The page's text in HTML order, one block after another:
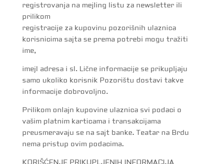
registrovanja na mejling listu za newsletter ili
prilikom
registracije za kupovinu pozorišnih ulaznica
korisnicima sajta se prema potrebi mogu tražiti
ime,
imejl adresa i sl. Lične informacije se prikupljaju
samo ukoliko korisnik Pozorištu dostavi takve
informacije dobrovoljno.
Prilikom onlajn kupovine ulaznica svi podaci o
vašim platnim karticama i transakcijama
preusmeravaju se na sajt banke. Teatar na Brdu
nema pristup ovim podacima.